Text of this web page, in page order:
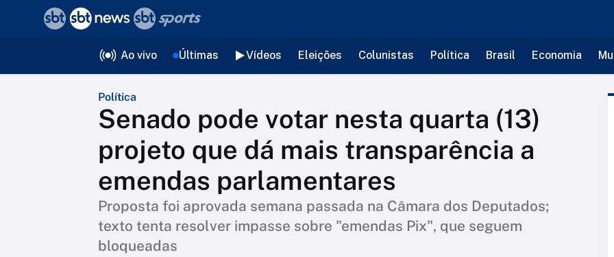
Ao vivo Últimas Vídeos Eleições Colunistas Política Brasil Economia
Política
Senado pode votar nesta quarta (13)
projeto que dá mais transparência a
emendas parlamentares
Proposta foi aprovada semana passada na Câmara dos Deputados;
texto tenta resolver impasse sobre "emendas Pix", que seguem
bloqueadas
voltar
Editorias